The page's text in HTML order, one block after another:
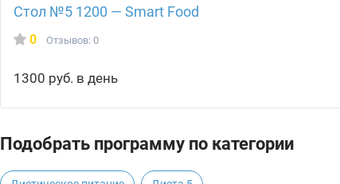
Стол №5 1200 — Smart Food
0 Отзывов: 0
1300 руб. в день
Подобрать программу по категории